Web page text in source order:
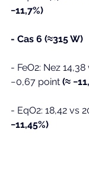
−11,7%)
- Cas 6 (≈315 W)
- FeO2: Nez
−0,67 point (≈
- EqO2: 18,42 vs
−11,45%)